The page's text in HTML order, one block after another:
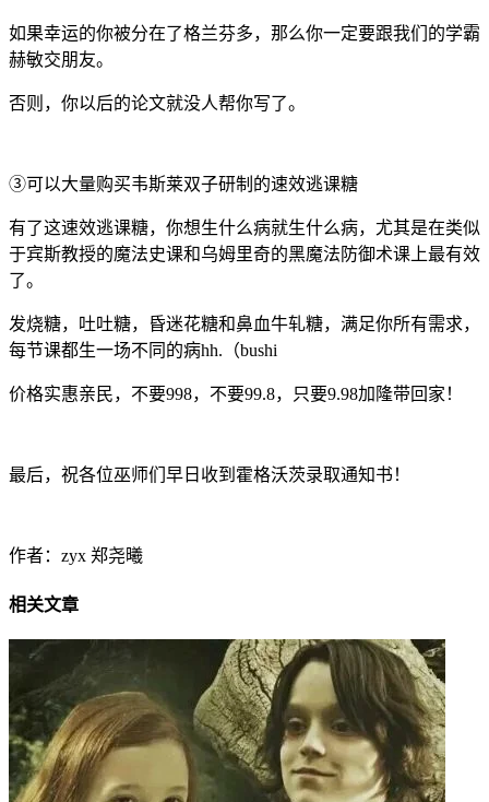
如果幸运的你被分在了格兰芬多，那么你一定要跟我们的学霸
赫敏交朋友。
否则，你以后的论文就没人帮你写了。
③可以大量购买韦斯莱双子研制的速效逃课糖
有了这速效逃课糖，你想生什么病就生什么病，尤其是在类似
于宾斯教授的魔法史课和乌姆里奇的黑魔法防御术课上最有效
了。
发烧糖，吐吐糖，昏迷花糖和鼻血牛轧糖，满足你所有需求，
每节课都生一场不同的病hh.（bushi
价格实惠亲民，不要998，不要99.8，只要9.98加隆带回家！
最后，祝各位巫师们早日收到霍格沃茨录取通知书！
作者：zyx 郑尧曦
相关文章